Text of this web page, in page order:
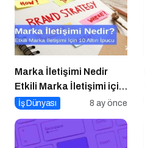
gösterecek
Marka İletişimi Nedir
Etkili Marka İletişimi için
10 Altın Öneri
İş Dünyası 8 ay önce